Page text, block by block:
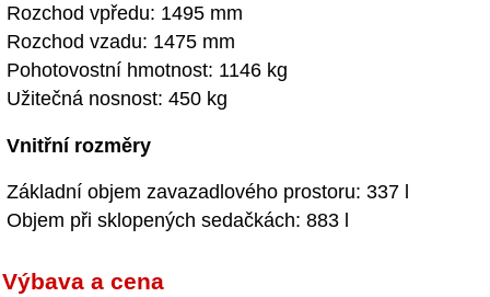
Rozchod vpředu: 1495 mm
Rozchod vzadu: 1475 mm
Pohotovostní hmotnost: 1146 kg
Užitečná nosnost: 450 kg
Vnitřní rozměry
Základní objem zavazadlového prostoru: 337 l
Objem při sklopených sedačkách: 883 l
Výbava a cena